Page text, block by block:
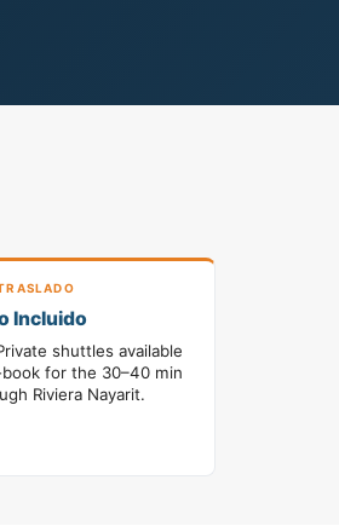
Incluido
shuttles available
for the 30–40 min
Riviera Nayarit.